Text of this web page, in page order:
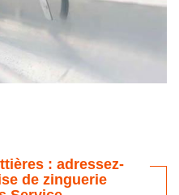
: adressez-
de zinguerie